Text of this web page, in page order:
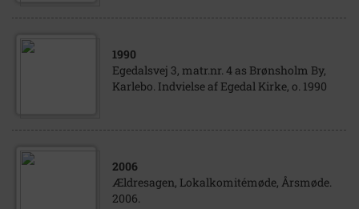
1990
Egedalsvej 3, matr.nr. 4 as Brønsholm By,
Karlebo. Indvielse af Egedal Kirke, o. 1990
2006
Ældresagen, Lokalkomitémøde, Årsmøde.
2006.